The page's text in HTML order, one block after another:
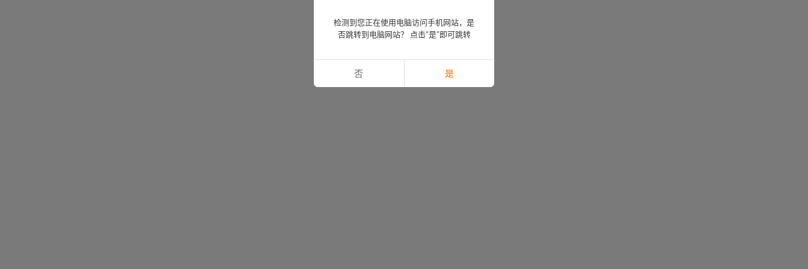
检测到您正在使用电脑访问手机网站，是
否跳转到电脑网站？ 点击“是”即可跳转
否 是